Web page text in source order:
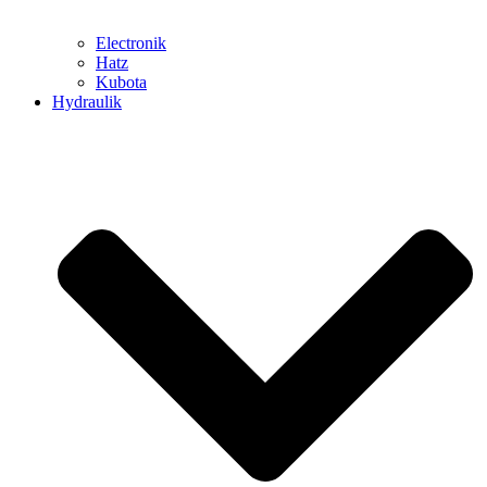
Electronik
Hatz
Kubota
Hydraulik